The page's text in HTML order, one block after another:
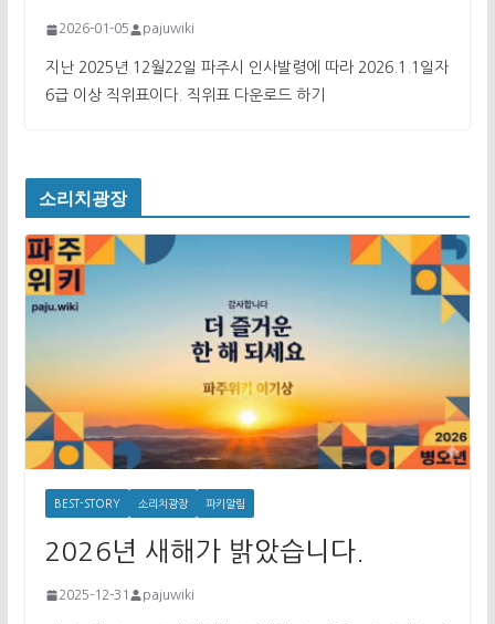
2026-01-05 pajuwiki
지난 2025년 12월22일 파주시 인사발령에 따라 2026.1.1일자
6급 이상 직위표이다. 직위표 다운로드 하기
소리치광장
BEST-STORY 소리치광장 파키알림
2026년 새해가 밝았습니다.
2025-12-31 pajuwiki